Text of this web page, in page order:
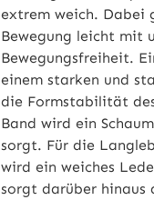
extrem weich. Dabei
Bewegung leicht mit
Bewegungsfreiheit.
einem starken und
die Formstabilität
Band wird ein
sorgt. Für die
wird ein weiches
sorgt darüber hinaus